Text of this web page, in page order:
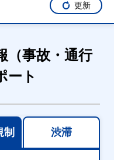
更新
（事故・通行
ート
制 渋滞